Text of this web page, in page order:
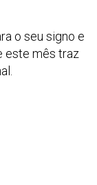
o seu signo e
este mês traz